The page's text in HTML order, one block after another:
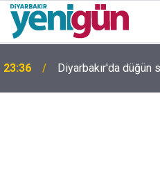
23:36 Diyarbakır'da düğün